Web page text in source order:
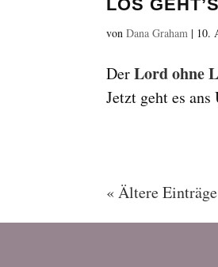
LOS
vonDana Graham | 10.
DerLord ohne
Jetzt geht es
« Ältere Einträge